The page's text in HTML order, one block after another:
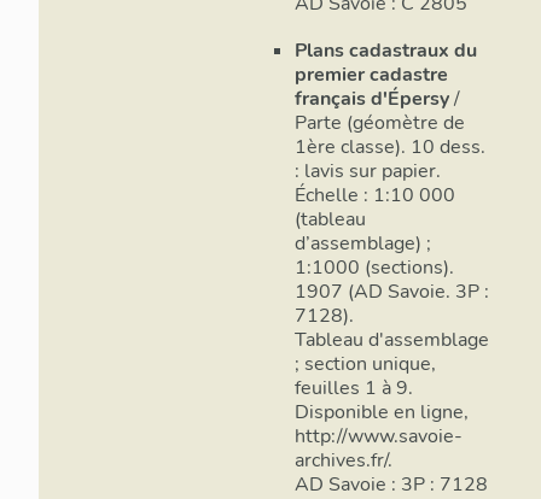
incluant la
avec accès
écarts sont
avec des
sol. Les
un étage
escalier
haute). La
logis
caractère
calcaire,
présence
exemple
Plans cadastraux du
premier cadastre
français d'Épersy/
Parte (géomètre de
1ère classe). 10 dess.
: lavis sur papier.
Échelle : 1:10 000
(tableau
d’assemblage) ;
1:1000 (sections).
1907 (AD Savoie. 3P :
7128).
Tableau d'assemblage
; section unique,
feuilles 1 à 9.
Disponible en ligne,
http://www.savoie-
archives.fr/.
AD Savoie : 3P : 7128